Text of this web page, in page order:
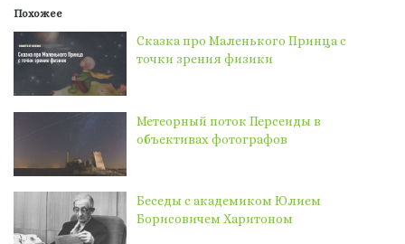
Похожее
Сказка про Маленького Принца с
точки зрения физики
Метеорный поток Персеиды в
объективах фотографов
Беседы с академиком Юлием
Борисовичем Харитоном